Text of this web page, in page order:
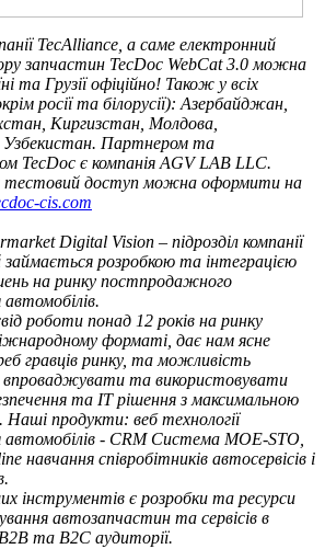
TecAlliance, а саме електронний
запчастин TecDoc WebCat 3.0 можна
та Грузії офіційно! Також у всіх
росії та білорусії): Азербайджан,
Киргизстан, Молдова,
Партнером та
TecDoc є компаніяAGV LAB LLC.
тестовий доступ можна оформити на
cis.com
Digital Vision – підрозділ компанії
займається розробкою та інтеграцією
на ринку постпродажного
автомобілів.
роботи понад 12 років на ринку
форматі, дає нам ясне
гравців ринку, та можливість
впроваджувати та використовувати
та IT рішення з максимальною
продукти: веб технології
автомобілів - CRM Система MOE-STO,
навчання співробітників автосервісів і
інструментів є розробки та ресурси
автозапчастин та сервісів в
та В2С аудиторії.